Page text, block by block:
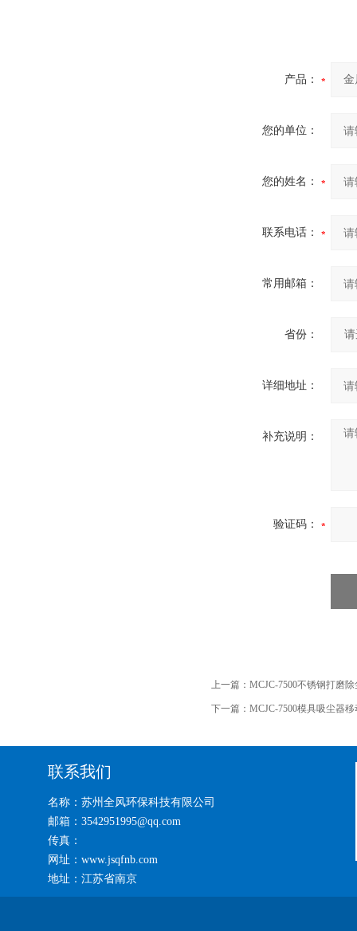
产品：
您的单位：
您的姓名：
联系电话：
常用邮箱：
省份：
详细地址：
补充说明：
验证码：
上一篇： MCJC-7500不锈钢打磨除
下一篇： MCJC-7500模具吸尘器
联系我们
名称：苏州全风环保科技有限公司
邮箱：3542951995@qq.com
传真：
网址：www.jsqfnb.com
地址：江苏省南京